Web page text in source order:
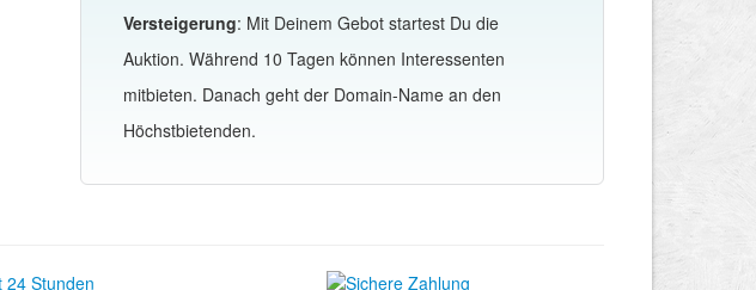
Versteigerung: Mit Deinem Gebot startest Du die
Auktion. Während 10 Tagen können Interessenten
mitbieten. Danach geht der Domain-Name an den
Höchstbietenden.